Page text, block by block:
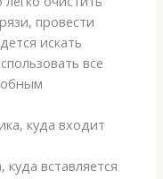
провести
искать
все
куда входит
вставляется